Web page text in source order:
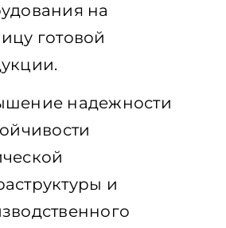
на
готовой
надежности
и